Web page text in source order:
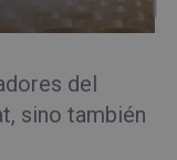
del
sino también